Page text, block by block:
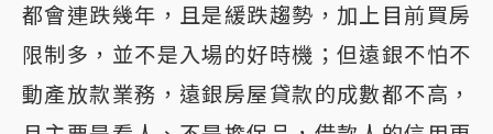
都會連跌幾年，且是緩跌趨勢，加上目前買房
限制多，並不是入場的好時機；但遠銀不怕不
動產放款業務，遠銀房屋貸款的成數都不高，